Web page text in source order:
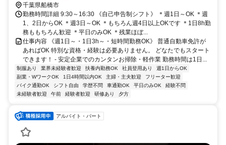
千葉県船橋市
勤務時間詳細 9:30～16:30 《自己申告制シフト》 ＊週1日～OK ＊週
1、2日からOK ＊週3日～OK ＊もちろん週4日以上OKです ＊1日8h勤
務ももちろん歓迎 ＊平日のみOK ＊残業ほぼ...
仕事内容 《週1日～・1日3h～・短時間勤務OK》 普通自動車免許が
あればOK 特別な資格・経験は必要ありません。 どなたでもスタート
できます！ - 安定企業でのカンタンお掃除・軽作業 勤務時間は1日...
制服あり 業界未経験者歓迎 扶養内勤務OK 社員登用あり
週1日からOK
副業・WワークOK
1日4時間以内OK 主婦・主夫歓迎
フリーター歓迎
バイク通勤OK
シフト自由 学歴不問 車通勤OK 平日のみOK
経験不問
未経験者歓迎
午前 経験者歓迎 研修あり 夕方
アルバイト・パート